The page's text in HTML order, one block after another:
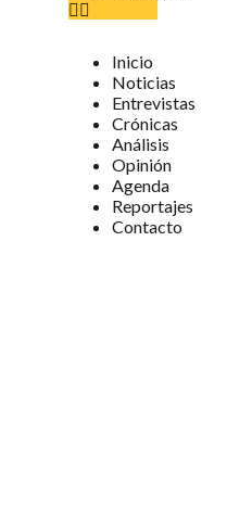
Inicio
Noticias
Entrevistas
Crónicas
Análisis
Opinión
Agenda
Reportajes
Contacto